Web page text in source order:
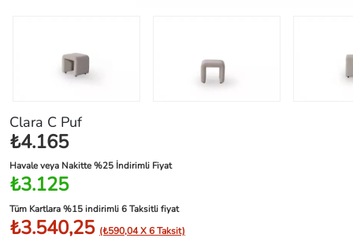
Clara C Puf
₺4.165
Havale veya Nakitte %25 İndirimli Fiyat
₺3.125
Tüm Kartlara %15 indirimli 6 Taksitli fiyat
₺3.540,25 (₺590,04 X 6 Taksit)